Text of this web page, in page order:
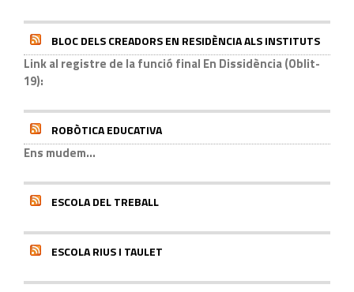
BLOC DELS CREADORS EN RESIDÈNCIA ALS INSTITUTS
Link al registre de la funció final En Dissidència (Oblit-
19):
ROBÒTICA EDUCATIVA
Ens mudem...
ESCOLA DEL TREBALL
ESCOLA RIUS I TAULET